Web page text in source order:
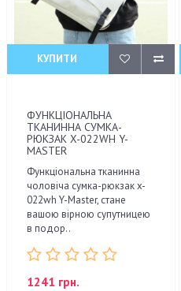
КУПИТИ
ФУНКЦІОНАЛЬНА
ТКАНИННА СУМКА-
РЮКЗАК X-022WH Y-
MASTER
Функціональна тканинна
чоловіча сумка-рюкзак x-
022wh Y-Master, стане
вашою вірною супутницею
в подор..
1241 грн.